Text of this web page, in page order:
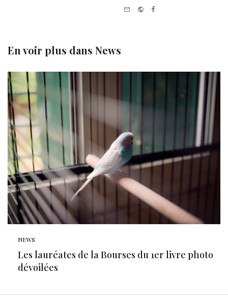
e-mail Website
Facebook
En voir plus dans News
NEWS
Les lauréates de la Bourses du 1er livre photo
dévoilées